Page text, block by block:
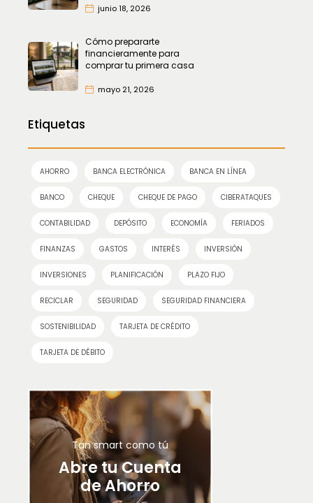
junio 18, 2026
Cómo prepararte
financieramente para
comprar tu primera casa
mayo 21, 2026
Etiquetas
AHORRO BANCA ELECTRÓNICA BANCA EN LÍNEA
BANCO CHEQUE CHEQUE DE PAGO CIBERATAQUES
CONTABILIDAD DEPÓSITO ECONOMÍA FERIADOS
FINANZAS GASTOS INTERÉS INVERSIÓN
INVERSIONES PLANIFICACIÓN PLAZO FIJO
RECICLAR SEGURIDAD SEGURIDAD FINANCIERA
SOSTENIBILIDAD TARJETA DE CRÉDITO
TARJETA DE DÉBITO
Tan smart como tú
Abre tu Cuenta
de Ahorro